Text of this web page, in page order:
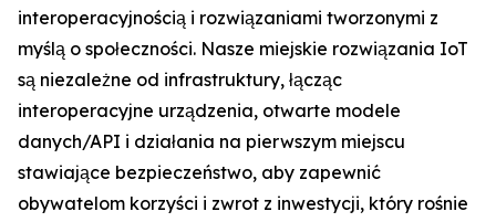
interoperacyjnością i rozwiązaniami tworzonymi z
myślą o społeczności. Nasze miejskie rozwiązania IoT
są niezależne od infrastruktury, łącząc
interoperacyjne urządzenia, otwarte modele
danych/API i działania na pierwszym miejscu
stawiające bezpieczeństwo, aby zapewnić
obywatelom korzyści i zwrot z inwestycji, który rośnie